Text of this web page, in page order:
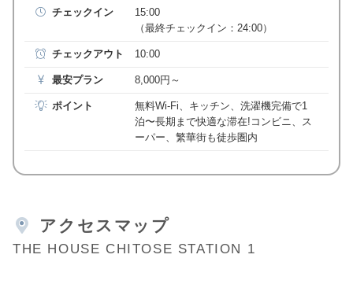
チェックイン
15:00
（最終チェックイン：24:00）
チェックアウト 10:00
最安プラン 8,000円～
ポイント
無料Wi-Fi、キッチン、洗濯機完備で1
泊〜長期まで快適な滞在!コンビニ、ス
ーパー、繁華街も徒歩圏内
アクセスマップ
THE HOUSE CHITOSE STATION 1